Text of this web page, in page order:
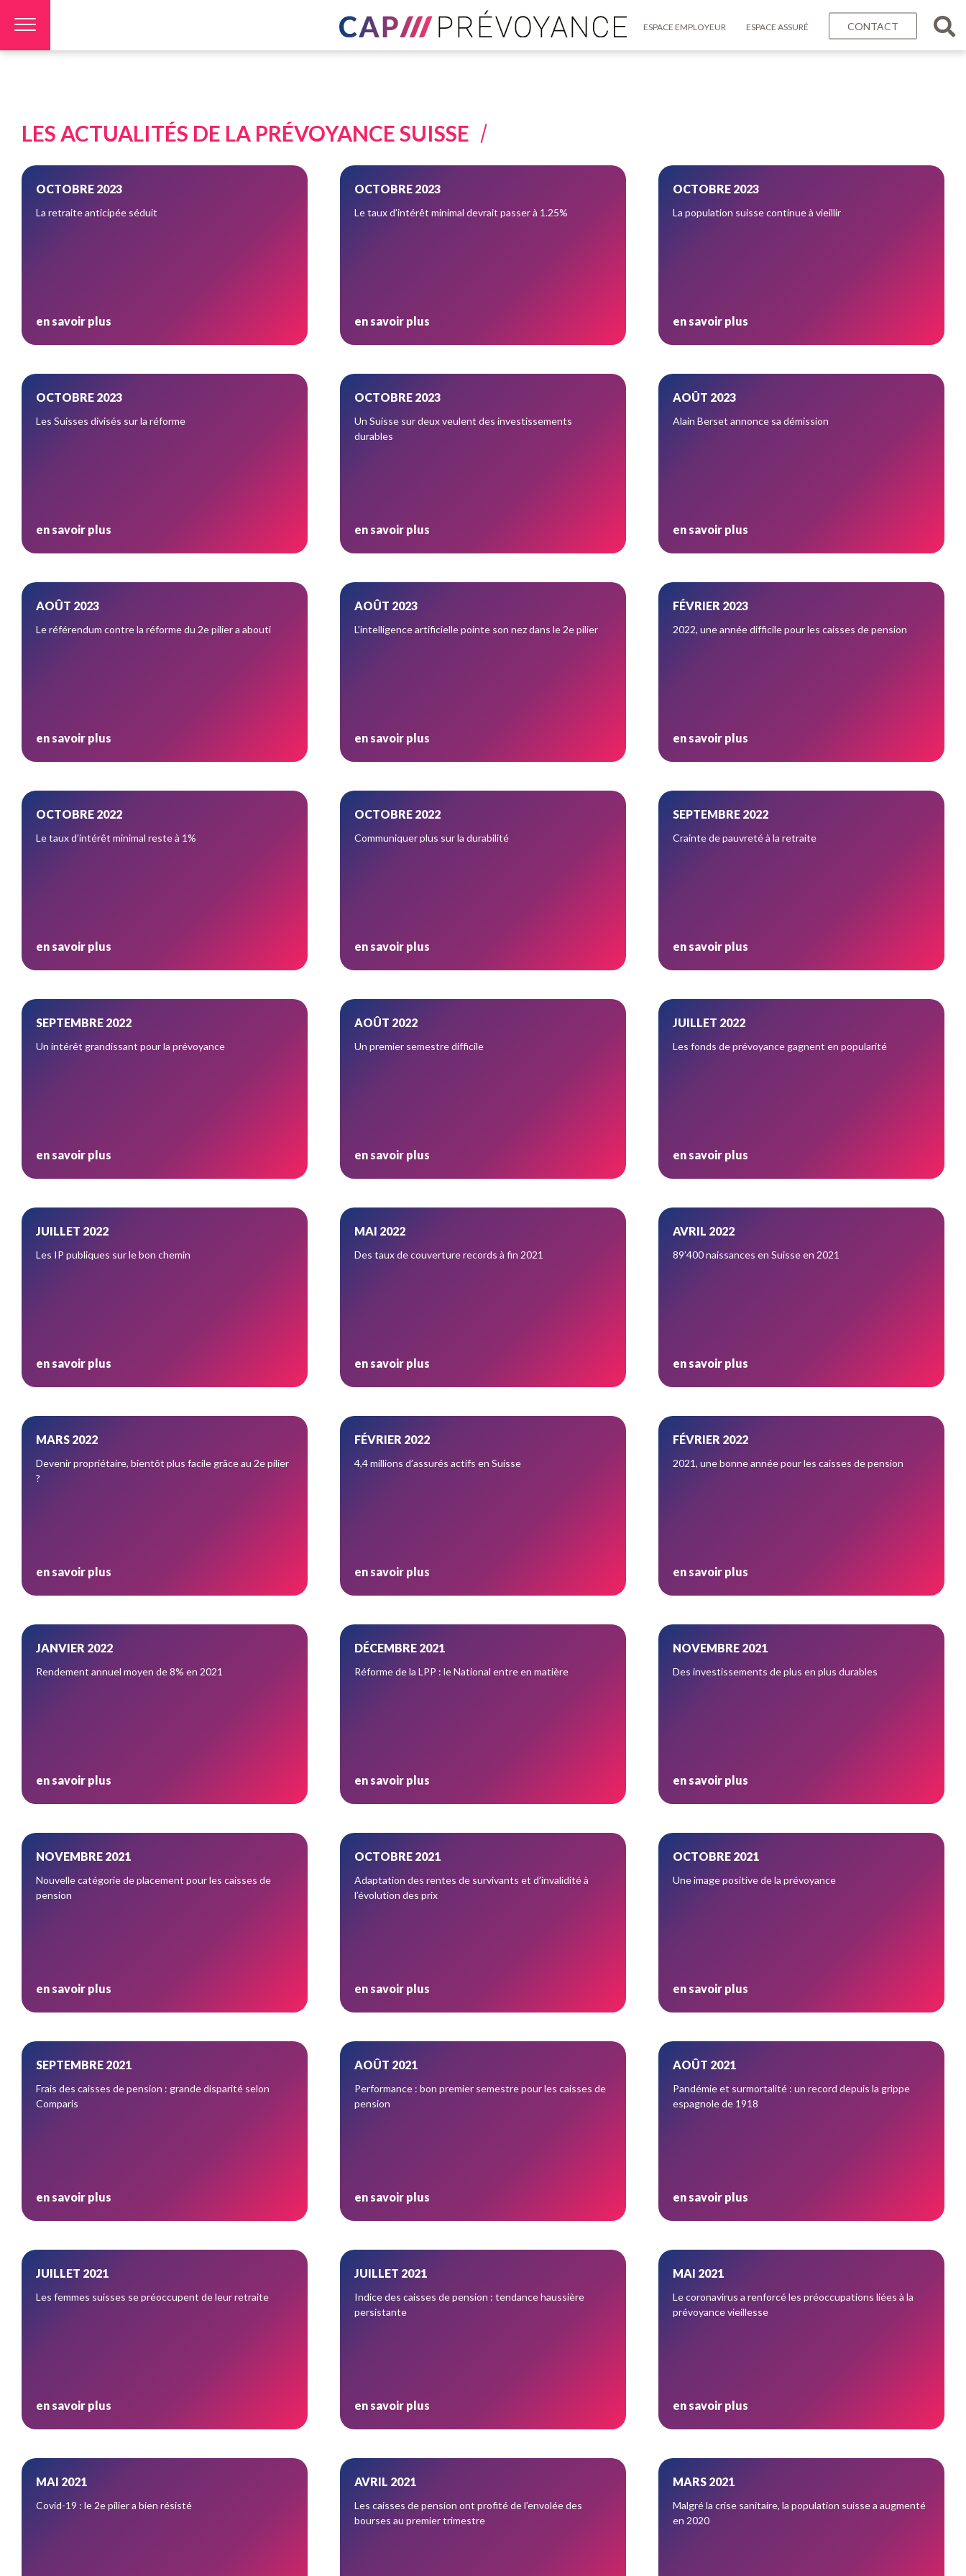
ESPACE EMPLOYEUR ESPACE ASSURÉ CONTACT
LES ACTUALITÉS DE LA PRÉVOYANCE SUISSE
OCTOBRE 2023
La retraite anticipée séduit
en savoir plus
OCTOBRE 2023
Le taux d’intérêt minimal devrait passer à 1.25%
en savoir plus
OCTOBRE 2023
La population suisse continue à vieillir
en savoir plus
OCTOBRE 2023
Les Suisses divisés sur la réforme
en savoir plus
OCTOBRE 2023
Un Suisse sur deux veulent des investissements
durables
en savoir plus
AOÛT 2023
Alain Berset annonce sa démission
en savoir plus
AOÛT 2023
Le référendum contre la réforme du 2e pilier a abouti
en savoir plus
AOÛT 2023
L’intelligence artificielle pointe son nez dans le 2e pilier
en savoir plus
FÉVRIER 2023
2022, une année difficile pour les caisses de pension
en savoir plus
OCTOBRE 2022
Le taux d’intérêt minimal reste à 1%
en savoir plus
OCTOBRE 2022
Communiquer plus sur la durabilité
en savoir plus
SEPTEMBRE 2022
Crainte de pauvreté à la retraite
en savoir plus
SEPTEMBRE 2022
Un intérêt grandissant pour la prévoyance
en savoir plus
AOÛT 2022
Un premier semestre difficile
en savoir plus
JUILLET 2022
Les fonds de prévoyance gagnent en popularité
en savoir plus
JUILLET 2022
Les IP publiques sur le bon chemin
en savoir plus
MAI 2022
Des taux de couverture records à fin 2021
en savoir plus
AVRIL 2022
89’400 naissances en Suisse en 2021
en savoir plus
MARS 2022
Devenir propriétaire, bientôt plus facile grâce au 2e pilier
?
en savoir plus
FÉVRIER 2022
4,4 millions d’assurés actifs en Suisse
en savoir plus
FÉVRIER 2022
2021, une bonne année pour les caisses de pension
en savoir plus
JANVIER 2022
Rendement annuel moyen de 8% en 2021
en savoir plus
DÉCEMBRE 2021
Réforme de la LPP : le National entre en matière
en savoir plus
NOVEMBRE 2021
Des investissements de plus en plus durables
en savoir plus
NOVEMBRE 2021
Nouvelle catégorie de placement pour les caisses de
pension
en savoir plus
OCTOBRE 2021
Adaptation des rentes de survivants et d’invalidité à
l’évolution des prix
en savoir plus
OCTOBRE 2021
Une image positive de la prévoyance
en savoir plus
SEPTEMBRE 2021
Frais des caisses de pension : grande disparité selon
Comparis
en savoir plus
AOÛT 2021
Performance : bon premier semestre pour les caisses de
pension
en savoir plus
AOÛT 2021
Pandémie et surmortalité : un record depuis la grippe
espagnole de 1918
en savoir plus
JUILLET 2021
Les femmes suisses se préoccupent de leur retraite
en savoir plus
JUILLET 2021
Indice des caisses de pension : tendance haussière
persistante
en savoir plus
MAI 2021
Le coronavirus a renforcé les préoccupations liées à la
prévoyance vieillesse
en savoir plus
MAI 2021
Covid-19 : le 2e pilier a bien résisté
AVRIL 2021
Les caisses de pension ont profité de l’envolée des
bourses au premier trimestre
MARS 2021
Malgré la crise sanitaire, la population suisse a augmenté
en 2020